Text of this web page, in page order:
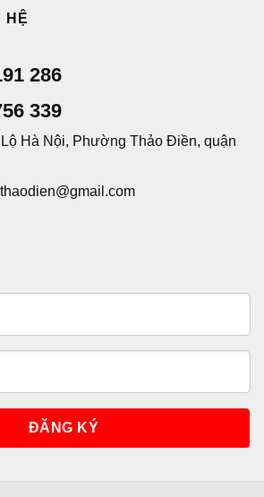
HỆ
286
339
Hà Nội, Phường Thảo Điền, quận